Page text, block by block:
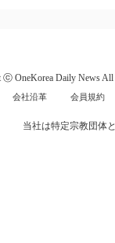
ⓒ OneKorea Daily News All
会社沿革 会員規約
当社は特定宗教団体